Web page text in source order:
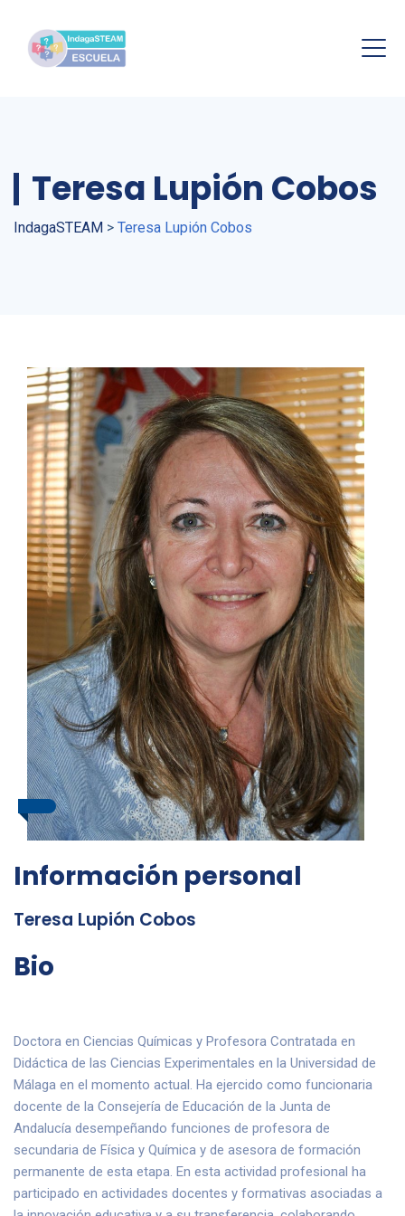
Teresa Lupión Cobos
IndagaSTEAM > Teresa Lupión Cobos
Información personal
Teresa Lupión Cobos
Bio
Doctora en Ciencias Químicas y Profesora Contratada en
Didáctica de las Ciencias Experimentales en la Universidad de
Málaga en el momento actual. Ha ejercido como funcionaria
docente de la Consejería de Educación de la Junta de
Andalucía desempeñando funciones de profesora de
secundaria de Física y Química y de asesora de formación
permanente de esta etapa. En esta actividad profesional ha
participado en actividades docentes y formativas asociadas a